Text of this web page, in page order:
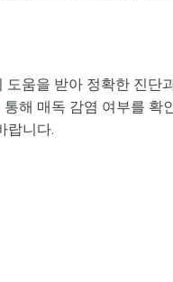
도움을 받아 정확한 진단
해 매독 감염 여부를 확
랍니다.